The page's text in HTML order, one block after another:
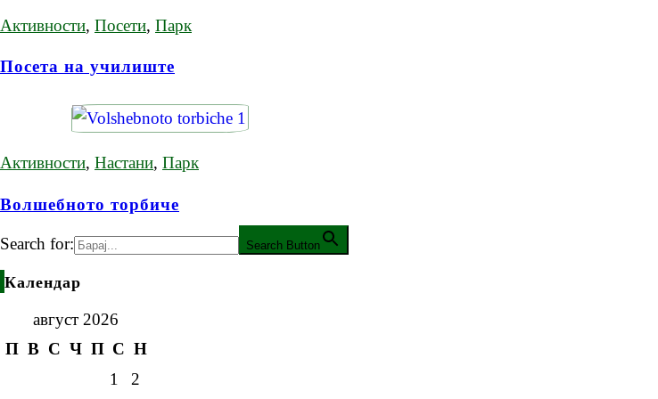
Активности, Посети, Парк
Посета на училиште
Активности, Настани, Парк
Волшебното торбиче
Search for: Search Button
Календар
август 2026
П В С Ч П С Н
1
2